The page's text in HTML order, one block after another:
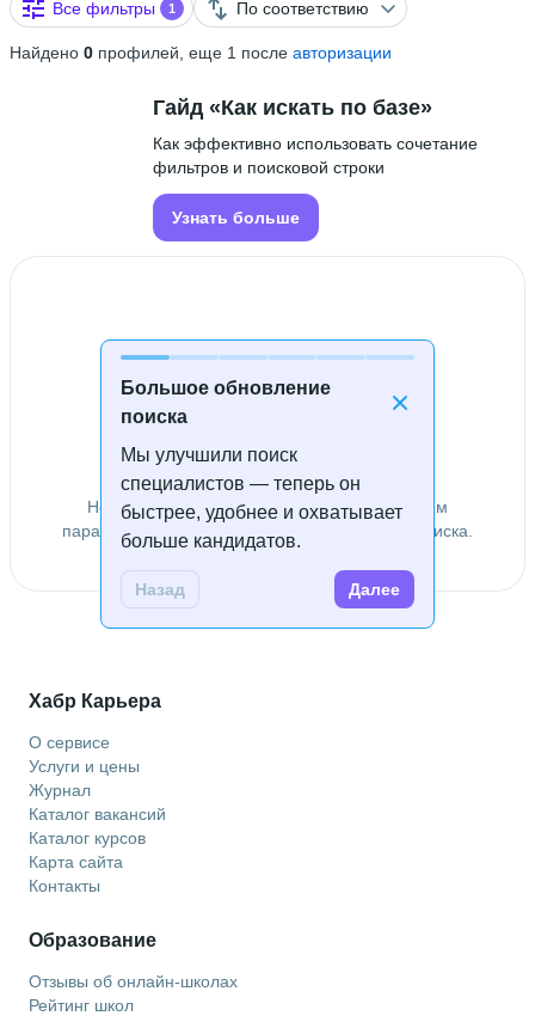
Все фильтры
1 По соответствию
Найдено 0 профилей, еще 1 после авторизации
Большое обновление
поиска
Мы улучшили поиск
специалистов — теперь он
быстрее, удобнее и охватывает
больше кандидатов.
Назад Далее
Гайд «Как искать по базе»
Как эффективно использовать сочетание
фильтров и поисковой строки
Узнать больше
Специалисты не найдены
Не удалось найти специалистов по заданным
параметрам. Попробуйте изменить условия поиска.
Хабр Карьера
О сервисе
Услуги и цены
Журнал
Каталог вакансий
Каталог курсов
Карта сайта
Контакты
Образование
Отзывы об онлайн-школах
Рейтинг школ